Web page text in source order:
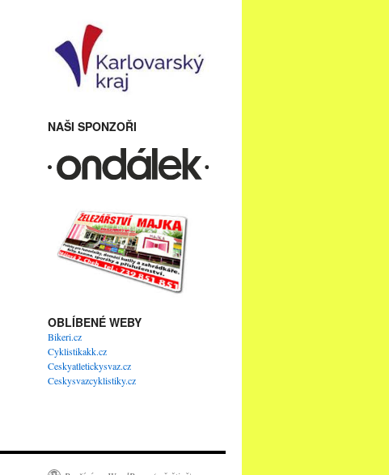
NAŠI SPONZOŘI
OBLÍBENÉ WEBY
Bikeri.cz
Cyklistikakk.cz
Ceskyatletickysvaz.cz
Ceskysvazcyklistiky.cz